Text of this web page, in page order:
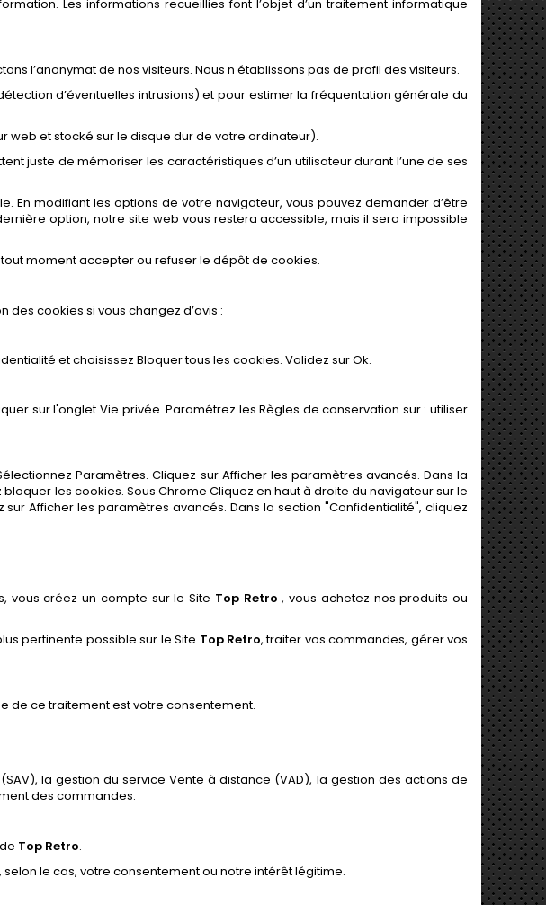
Les informations recueillies font l’objet d’un traitement informatique
l’anonymat de nos visiteurs. Nous n établissons pas de profil des visiteurs.
d’éventuelles intrusions) et pour estimer la fréquentation générale du
web et stocké sur le disque dur de votre ordinateur).
juste de mémoriser les caractéristiques d’un utilisateur durant l’une de ses
En modifiant les options de votre navigateur, vous pouvez demander d’être
option, notre site web vous restera accessible, mais il sera impossible
moment accepter ou refuser le dépôt de cookies.
cookies si vous changez d’avis :
et choisissez Bloquer tous les cookies. Validez sur Ok.
sur l'onglet Vie privée. Paramétrez les Règles de conservation sur : utiliser
Paramètres. Cliquez sur Afficher les paramètres avancés. Dans la
les cookies. Sous Chrome Cliquez en haut à droite du navigateur sur le
Afficher les paramètres avancés. Dans la section "Confidentialité", cliquez
vous créez un compte sur le Site Top Retro , vous achetez nos produits ou
pertinente possible sur le Site Top Retro, traiter vos commandes, gérer vos
de ce traitement est votre consentement.
la gestion du service Vente à distance (VAD), la gestion des actions de
des commandes.
Top Retro.
le cas, votre consentement ou notre intérêt légitime.